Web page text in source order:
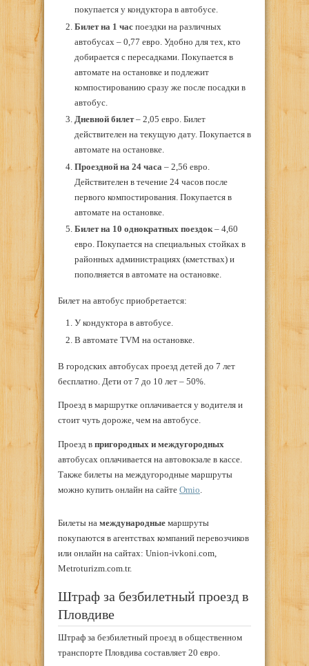
покупается у кондуктора в автобусе.
Билет на 1 часпоездки на различных
автобусах – 0,77 евро. Удобно для тех, кто
добирается с пересадками. Покупается в
автомате на остановке и подлежит
компостированию сразу же после посадки в
автобус.
Дневной билет– 2,05 евро. Билет
действителен на текущую дату. Покупается в
автомате на остановке.
Проездной на 24 часа – 2,56 евро.
Действителен в течение 24 часов после
первого компостирования. Покупается в
автомате на остановке.
Билет на 10 однократных поездок– 4,60
евро. Покупается на специальных стойках в
районных администрациях (кметствах) и
пополняется в автомате на остановке.
Билет на автобус приобретается:
У кондуктора в автобусе.
В автомате TVM на остановке.
В городских автобусах проезд детей до 7 лет
бесплатно. Дети от 7 до 10 лет – 50%.
Проезд в маршрутке оплачивается у водителя и
стоит чуть дороже, чем на автобусе.
Проезд в пригородных и междугородных
автобусах оплачивается на автовокзале в кассе.
Также билеты на междугородные маршруты
можно купить онлайн на сайте Omio.
Билеты на международные маршруты
покупаются в агентствах компаний перевозчиков
или онлайн на сайтах: Union-ivkoni.com,
Metroturizm.com.tr.
Штраф за безбилетный проезд в
Пловдиве
Штраф за безбилетный проезд в общественном
транспорте Пловдива составляет 20 евро.